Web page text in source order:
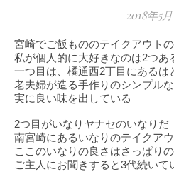
2018年5
宮崎でご飯もののテイクアウト
私が個人的に大好きなのは2つあ
一つ目は、橘通西2丁目にあるは
老夫婦が造る手作りのシンプル
実に良い味を出している
2つ目がいなりヤナセのいなりだ
南宮崎にあるいなりのテイクア
ここのいなりの良さはさっぱり
ご主人にお聞きすると3代続いて